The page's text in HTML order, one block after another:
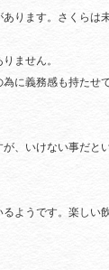
ります。さくらは
ません。
に義務感も持たせ
、いけない事だと
ようです。楽しい